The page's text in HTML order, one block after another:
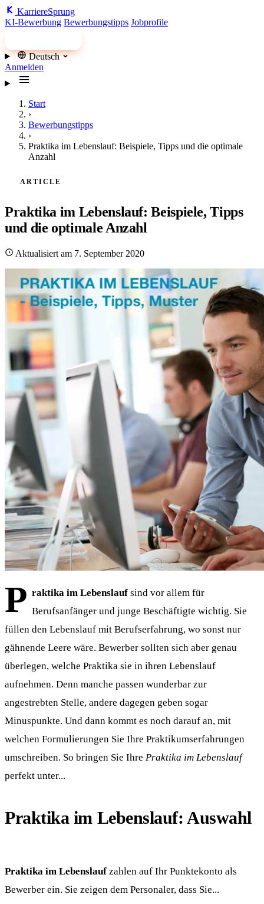
KarriereSprung
KI-Bewerbung Bewerbungstipps Jobprofile
Deutsch
Anmelden
Start
›
Bewerbungstipps
›
Praktika im Lebenslauf: Beispiele, Tipps und die optimale
Anzahl
ARTICLE
Praktika im Lebenslauf: Beispiele, Tipps
und die optimale Anzahl
Aktualisiert am 7. September 2020
P raktika im Lebenslaufsind vor allem für
Berufsanfänger und junge Beschäftigte wichtig. Sie
füllen den Lebenslauf mit Berufserfahrung, wo sonst nur
gähnende Leere wäre. Bewerber sollten sich aber genau
überlegen, welche Praktika sie in ihren Lebenslauf
aufnehmen. Denn manche passen wunderbar zur
angestrebten Stelle, andere dagegen geben sogar
Minuspunkte. Und dann kommt es noch darauf an, mit
welchen Formulierungen Sie Ihre Praktikumserfahrungen
umschreiben. So bringen Sie Ihre Praktika im Lebenslauf
perfekt unter...
Praktika im Lebenslauf: Auswahl
Praktika im Lebenslauf zahlen auf Ihr Punktekonto als
Bewerber ein. Sie zeigen dem Personaler, dass Sie...